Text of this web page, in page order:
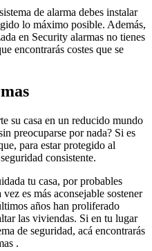
de alarma debes instalar
lo máximo posible. Además,
en Security alarmas no tienes
encontrarás costes que se
su casa en un reducido mundo
preocuparse por nada? Si es
para estar protegido al
consistente.
tu casa, por probables
es más aconsejable sostener
años han proliferado
las viviendas. Si en tu lugar
de seguridad, acá encontrarás
.